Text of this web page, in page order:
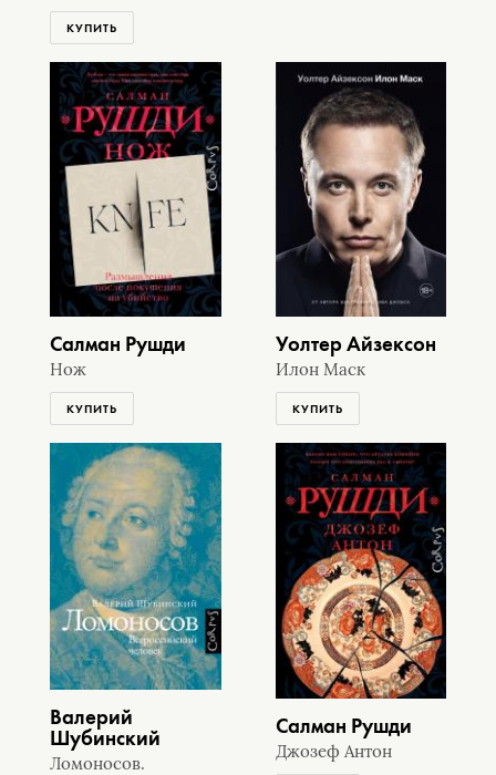
КУПИТЬ
Салман Рушди
Нож
КУПИТЬ
Уолтер Айзексон
Илон Маск
КУПИТЬ
Валерий
Шубинский
Ломоносов.
Салман Рушди
Джозеф Антон